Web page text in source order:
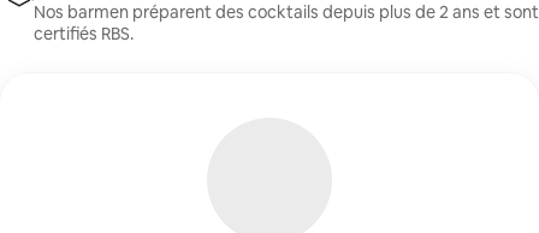
Nos barmen préparent des cocktails depuis plus de 2 ans et sont
certifiés RBS.